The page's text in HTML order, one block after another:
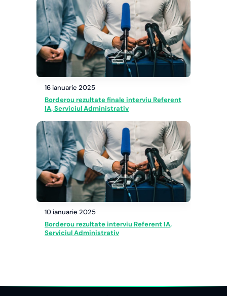
16 ianuarie 2025
Borderou rezultate finale interviu Referent
IA, Serviciul Administrativ
10 ianuarie 2025
Borderou rezultate interviu Referent IA,
Serviciul Administrativ